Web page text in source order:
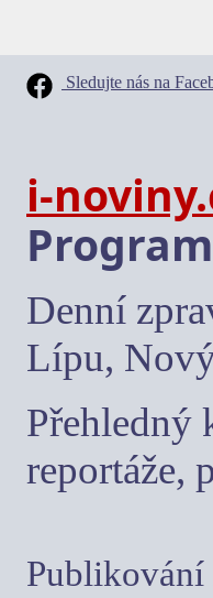
Sledujte nás na
i-
Denní
Lípu,
Přehledný
reportáže,
Publikování